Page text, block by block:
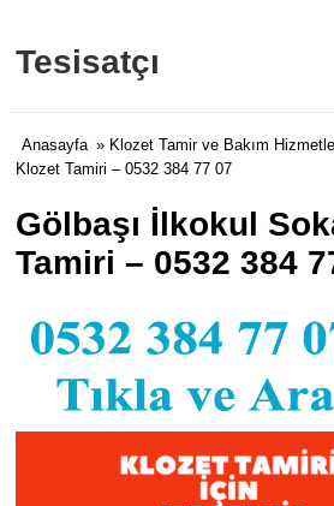
Tesisatçı
Anasayfa » Klozet Tamir ve Bakım
Klozet Tamiri – 0532 384 77 07
Gölbaşı İlkokul
Tamiri – 0532 384